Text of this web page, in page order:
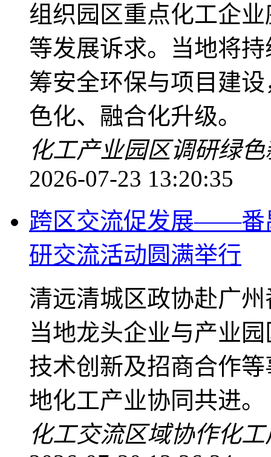
组织园区重点化工企
等发展诉求。当地将
筹安全环保与项目建
色化、融合化升级。
化工产业园区调研绿色
2026-07-23 13:20:35
跨区交流促发展——番
研交流活动圆满举行
清远清城区政协赴广
当地龙头企业与产业
技术创新及招商合作
地化工产业协同共进。
化工交流区域协作化工